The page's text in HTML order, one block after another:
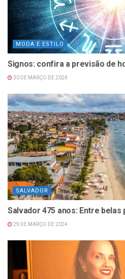
MODA E ESTILO
Signos: confira a previsão de
30 DE MARÇO DE 2024
SALVADOR
Salvador 475 anos: Entre belas
29 DE MARÇO DE 2024